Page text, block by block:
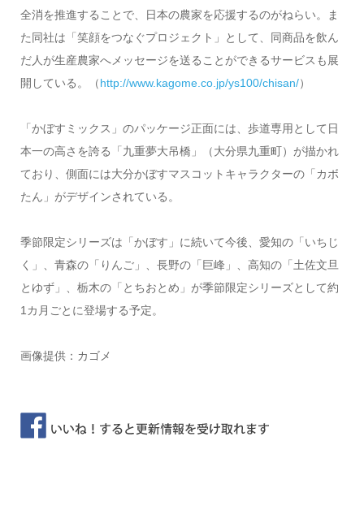
全消を推進することで、日本の農家を応援するのがねらい。ま
た同社は「笑顔をつなぐプロジェクト」として、同商品を飲ん
だ人が生産農家へメッセージを送ることができるサービスも展
開している。（http://www.kagome.co.jp/ys100/chisan/）
「かぼすミックス」のパッケージ正面には、歩道専用として日
本一の高さを誇る「九重夢大吊橋」（大分県九重町）が描かれ
ており、側面には大分かぼすマスコットキャラクターの「カボ
たん」がデザインされている。
季節限定シリーズは「かぼす」に続いて今後、愛知の「いちじ
く」、青森の「りんご」、長野の「巨峰」、高知の「土佐文旦
とゆず」、栃木の「とちおとめ」が季節限定シリーズとして約
1カ月ごとに登場する予定。
画像提供：カゴメ